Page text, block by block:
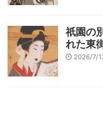
祇園の
れた東
2026/7/